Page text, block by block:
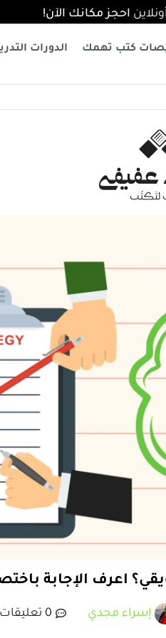
احجز مكانك الآن!
كتب تهمك الدورات
اعرف الإجابة
إسراء مجدي 0 تعليقات